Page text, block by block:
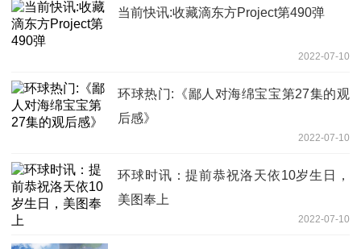
当前快讯:收藏滴东方Project第490弹
2022-07-10
环球热门:《鄙人对海绵宝宝第27集的观
后感》
2022-07-10
环球时讯：提前恭祝洛天依10岁生日，
美图奉上
2022-07-10